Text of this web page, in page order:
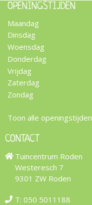
OPENINGSTIJDEN
Maandag
Dinsdag
Woensdag
Donderdag
Vrijdag
Zaterdag
Zondag
Toon alle openingstijden
CONTACT
Tuincentrum Roden
Westeresch 7
9301 ZW Roden
T: 050 5011188